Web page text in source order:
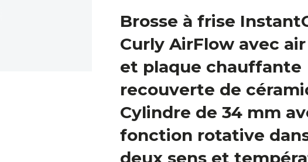
Brosse à frise
Curly AirFlow avec
et plaque chauffante
recouverte de
Cylindre de 34 mm
fonction rotative
deux sens et